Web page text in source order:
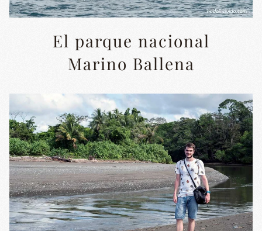
El parque nacional
Marino Ballena